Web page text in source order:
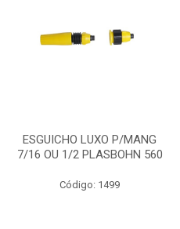
ESGUICHO LUXO P/MANG
7/16 OU 1/2 PLASBOHN 560
Código: 1499